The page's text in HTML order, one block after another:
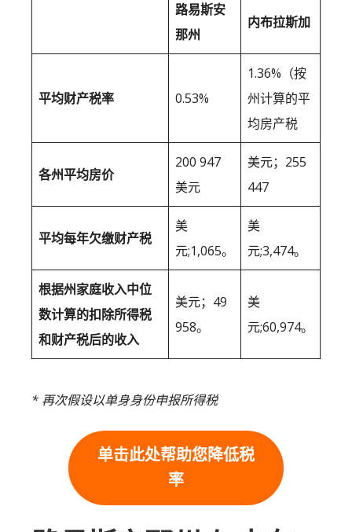
路易斯安
那州
内布拉斯加
平均财产税率 0.53%
1.36%（按
州计算的平
均房产税
各州平均房价
200 947
美元
美元；255
447
平均每年欠缴财产税
美
元;1,065。
美
元;3,474。
根据州家庭收入中位
数计算的扣除所得税
和财产税后的收入
美元；49
958。
美
元;60,974。
* 再次假设以单身身份申报所得税
单击此处帮助您降低税
率